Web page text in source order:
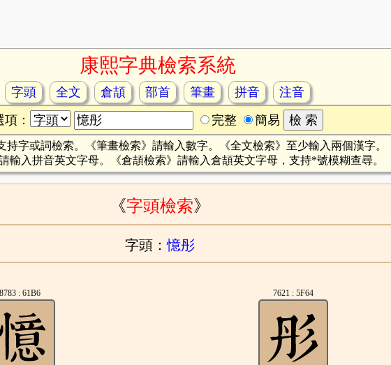
康熙字典檢索系統
字頭 全文 倉頡 部首 筆畫 拼音
注音
項：
完整 簡易
持字或詞檢索。《筆畫檢索》請輸入數字。《全文檢索》至少輸入兩個漢字。
輸入拼音英文字母。《倉頡檢索》請輸入倉頡英文字母，支持*號模糊查尋。
《字頭檢索》
字頭：憶彤
8783 : 61B6 7621 : 5F64